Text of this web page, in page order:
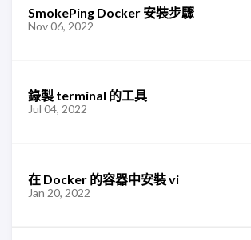
SmokePing Docker 安裝步驟
Nov 06, 2022
錄製 terminal 的工具
Jul 04, 2022
在 Docker 的容器中安裝 vi
Jan 20, 2022